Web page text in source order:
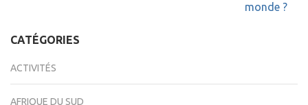
monde ?
CATÉGORIES
ACTIVITÉS
AFRIQUE DU SUD